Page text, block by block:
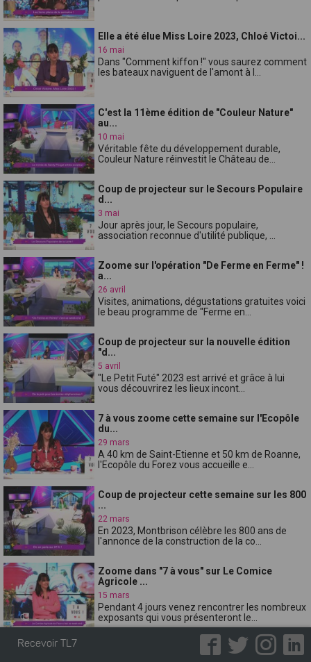
Elle a été élue Miss Loire 2023, Chloé Victoi...
16 mai
Dans "Comment kiffon !" vous saurez comment
les bateaux naviguent de l'amont à l...
C'est la 11ème édition de "Couleur Nature"
au...
10 mai
Véritable fête du développement durable,
Couleur Nature réinvestit le Château de...
Coup de projecteur sur le Secours Populaire
d...
3 mai
Jour après jour, le Secours populaire,
association reconnue d'utilité publique, ...
Zoome sur l'opération "De Ferme en Ferme" !
a...
26 avril
Visites, animations, dégustations gratuites voici
le beau programme de "Ferme en...
Coup de projecteur sur la nouvelle édition
"d...
5 avril
"Le Petit Futé" 2023 est arrivé et grâce à lui
vous découvrirez les lieux incont...
7 à vous zoome cette semaine sur l'Ecopôle
du...
29 mars
A 40 km de Saint-Etienne et 50 km de Roanne,
l'Ecopôle du Forez vous accueille e...
Coup de projecteur cette semaine sur les 800
...
22 mars
En 2023, Montbrison célèbre les 800 ans de
l'annonce de la construction de la co...
Zoome dans "7 à vous" sur Le Comice
Agricole ...
15 mars
Pendant 4 jours venez rencontrer les nombreux
exposants qui vous présenteront le...
Voyagez grâce au "Festival Curieux
Recevoir TL7